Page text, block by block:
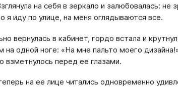
на себя в зеркало и залюбовалась: не
я иду по улице, на меня оглядываются все.
вернулась в кабинет, гордо встала и
на одной ноге: «На мне пальто моего
взметнулось перед ее глазами.
на ее лице читались одновременно